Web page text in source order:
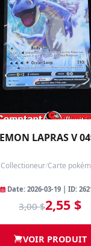
LAPRAS V
Collectioneur/Carte
Date: 2026-03-19 | ID:
3,00 $2,55 $
VOIR PRODUIT